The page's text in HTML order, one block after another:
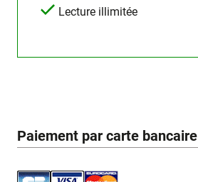
Lecture illimitée
Paiement par carte bancaire